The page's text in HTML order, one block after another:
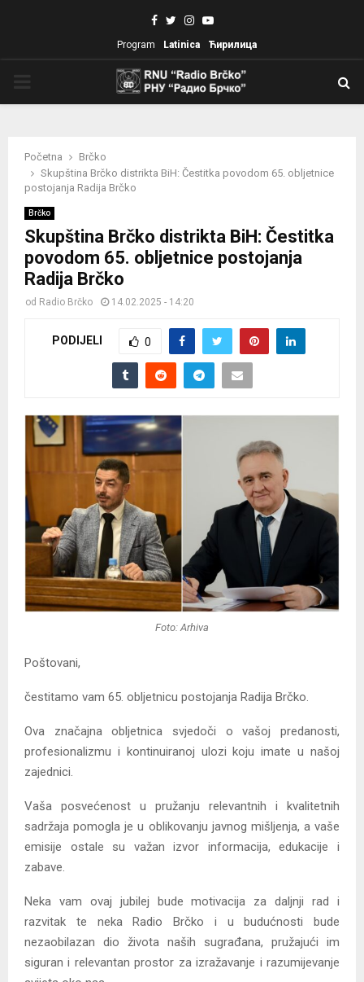
Facebook
TwitterInstagram
Youtube
Program Latinica Ћирилица
Početna
Brčko
Skupština Brčko distrikta BiH: Čestitka povodom 65. obljetnice
postojanja Radija Brčko
Brčko
Skupština Brčko distrikta BiH: Čestitka
povodom 65. obljetnice postojanja
Radija Brčko
od Radio Brčko 14.02.2025 - 14:20
PODIJELI 0
Foto: Arhiva
Poštovani,
čestitamo vam 65. obljetnicu postojanja Radija Brčko.
Ova značajna obljetnica svjedoči o vašoj predanosti,
profesionalizmu i kontinuiranoj ulozi koju imate u našoj
zajednici.
Vaša posvećenost u pružanju relevantnih i kvalitetnih
sadržaja pomogla je u oblikovanju javnog mišljenja, a vaše
emisije ostale su važan izvor informacija, edukacije i
zabave.
Neka vam ovaj jubilej bude motivacija za daljnji rad i
razvitak te neka Radio Brčko i u budućnosti bude
nezaobilazan dio života naših sugrađana, pružajući im
siguran i relevantan prostor za izražavanje i razumijevanje